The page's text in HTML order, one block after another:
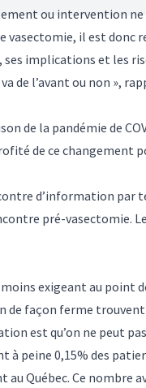
ou intervention
il est donc
implications et les
de l’avant ou non »,
de la pandémie de
de ce changement
d’information par
pré-vasectomie.
exigeant au point
de façon ferme
est qu’on ne peut
à peine 0,15% des
Québec. Ce nombre